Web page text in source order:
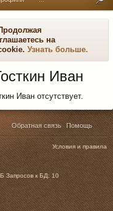
на
Узнать больше.
Иван
Иван отсутствует.
Обратная связь Помощь
Условия и правила
Запросов к БД: 10